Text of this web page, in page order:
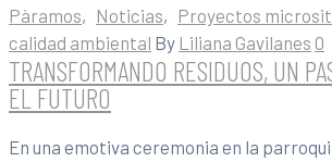
Pàramos‚ Noticias‚ Proyectos
calidad ambiental By Liliana Gavilanes 0
TRANSFORMANDO RESIDUOS, UN
EL FUTURO
En una emotiva ceremonia en la